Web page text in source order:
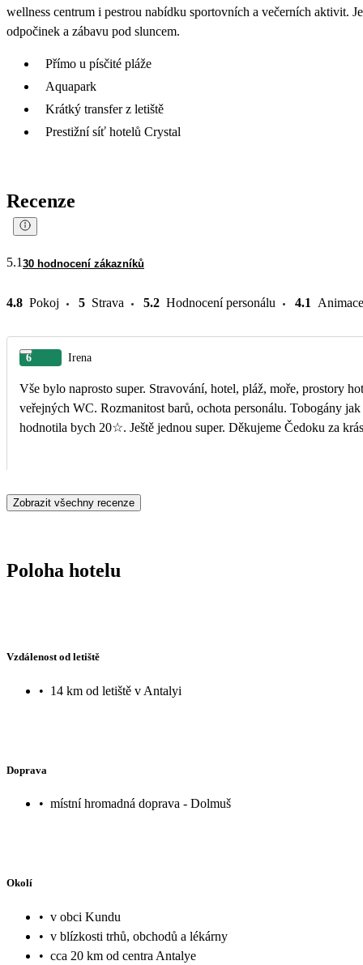
wellness centrum i pestrou nabídku sportovních a večerních aktivit.
odpočinek a zábavu pod sluncem.
Přímo u písčité pláže
Aquapark
Krátký transfer z letiště
Prestižní síť hotelů Crystal
Recenze
5.1 30 hodnocení zákazníků
4.8 Pokoj 5 Strava 5.2 Hodnocení personálu 4.1 Animace
6 Irena
Vše bylo naprosto super. Stravování, hotel, pláž, moře, prostory hotelu, úklid. Čistota v celém resortu, včetně
veřejných WC. Rozmanitost barů, ochota personálu. Tobogány jak pro děti tak dospělé. 6 hvězdiček je málo,
hodnotila bych 20☆. Ještě jednou super. Děkujeme Čedoku za
Zobrazit všechny recenze
Poloha hotelu
Vzdálenost od letiště
• 14 km od letiště v Antalyi
Doprava
• místní hromadná doprava - Dolmuš
Okolí
• v obci Kundu
• v blízkosti trhů, obchodů a lékárny
• cca 20 km od centra Antalye